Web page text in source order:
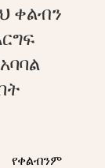
ቀልብን